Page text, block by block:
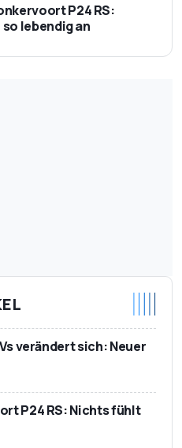
P24 RS:
lebendig an
verändert sich: Neuer
P24 RS: Nichts fühlt